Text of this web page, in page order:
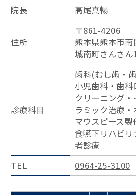
院長
高尾真暢
住所
〒861-4206
熊本県熊本市南
城南町さんさ
診療科目
歯科(むし歯・
小児歯科・歯科
クリーニング
ラミック治療・
マウスピース
食嚥下リハビ
者診療
TEL
0964-25-3100